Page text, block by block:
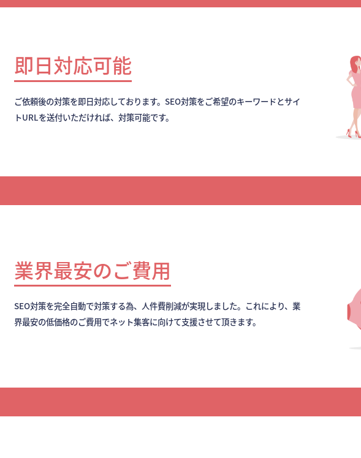
即日対応可能
ご依頼後の対策を即日対応しております。SEO対策をご希望のキーワードとサイ
トURLを送付いただければ、対策可能です。
業界最安のご費用
SEO対策を完全自動で対策する為、人件費削減が実現しました。これにより、業
界最安の低価格のご費用でネット集客に向けて支援させて頂きます。